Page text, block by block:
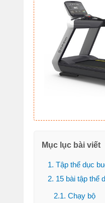
Mục lục bài viết
1. Tập thể dục
2. 15 bài tập thể
2.1. Chạy bộ